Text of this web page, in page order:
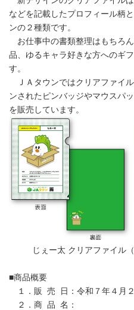
などを記載したプロフィール柄
ンの２種類です。
お仕事中の書類整理はもちろ
品、ゆるキャラ好きな方へのギ
す。
ＪＡタウンではクリアファイ
ンされたピンバッジやマウスパ
を販売しています。
じぇー太 クリアファイル
■商品概要
１．販 売 日：令和７年４月２
２．商 品 名：